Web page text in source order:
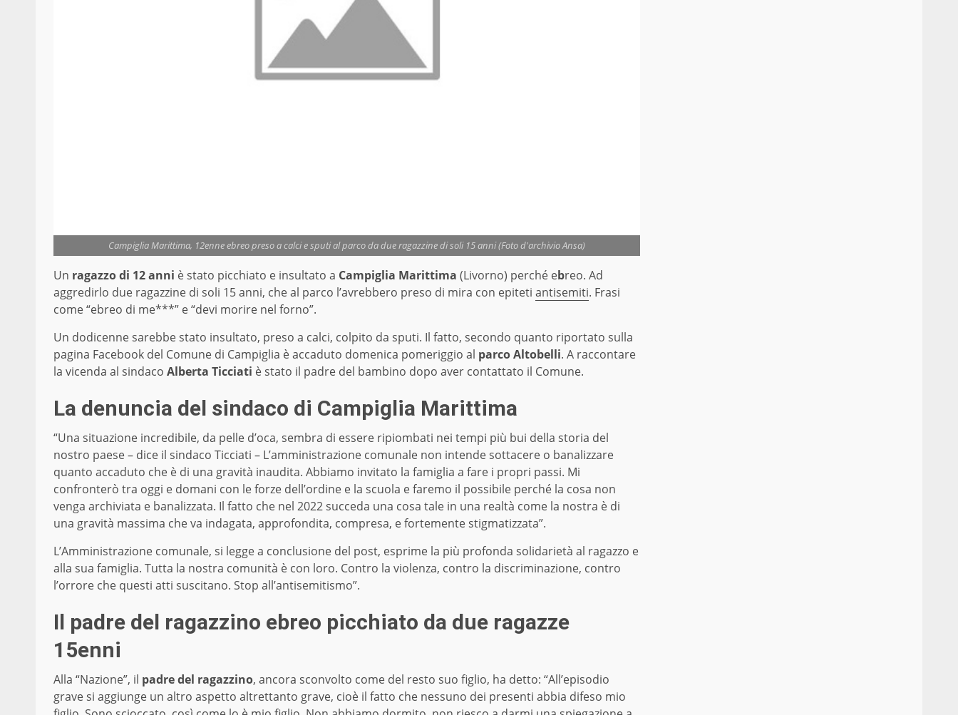
Campiglia Marittima, 12enne ebreo preso a calci e sputi al parco da due ragazzine di soli 15 anni (Foto d'archivio Ansa)
Un ragazzo di 12 anni è stato picchiato e insultato a Campiglia Marittima (Livorno) perché ebreo. Ad
aggredirlo due ragazzine di soli 15 anni, che al parco l’avrebbero preso di mira con epiteti antisemiti. Frasi
come “ebreo di me***” e “devi morire nel forno”.
Un dodicenne sarebbe stato insultato, preso a calci, colpito da sputi. Il fatto, secondo quanto riportato sulla
pagina Facebook del Comune di Campiglia è accaduto domenica pomeriggio al parco Altobelli. A raccontare
la vicenda al sindaco Alberta Ticciati è stato il padre del bambino dopo aver contattato il Comune.
La denuncia del sindaco di Campiglia Marittima
“Una situazione incredibile, da pelle d’oca, sembra di essere ripiombati nei tempi più bui della storia del
nostro paese – dice il sindaco Ticciati – L’amministrazione comunale non intende sottacere o banalizzare
quanto accaduto che è di una gravità inaudita. Abbiamo invitato la famiglia a fare i propri passi. Mi
confronterò tra oggi e domani con le forze dell’ordine e la scuola e faremo il possibile perché la cosa non
venga archiviata e banalizzata. Il fatto che nel 2022 succeda una cosa tale in una realtà come la nostra è di
una gravità massima che va indagata, approfondita, compresa, e fortemente stigmatizzata”.
L’Amministrazione comunale, si legge a conclusione del post, esprime la più profonda solidarietà al ragazzo e
alla sua famiglia. Tutta la nostra comunità è con loro. Contro la violenza, contro la discriminazione, contro
l’orrore che questi atti suscitano. Stop all’antisemitismo”.
Il padre del ragazzino ebreo picchiato da due ragazze
15enni
Alla “Nazione”, il padre del ragazzino, ancora sconvolto come del resto suo figlio, ha detto: “All’episodio
grave si aggiunge un altro aspetto altrettanto grave, cioè il fatto che nessuno dei presenti abbia difeso mio